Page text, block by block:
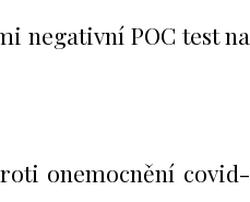
negativní POC test na
onemocnění covid-